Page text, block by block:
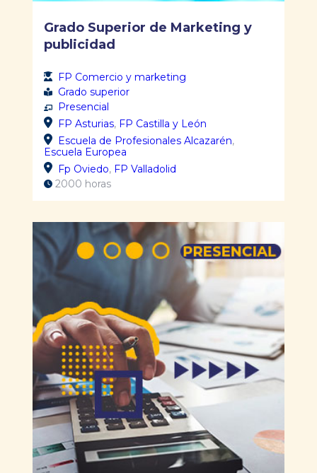
Grado Superior de Marketing y
publicidad
FP Comercio y marketing
Grado superior
Presencial
FP Asturias, FP Castilla y León
Escuela de Profesionales Alcazarén,
Escuela Europea
Fp Oviedo, FP Valladolid
2000 horas